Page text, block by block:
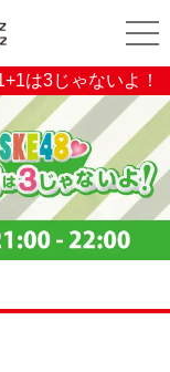
は3じゃないよ！